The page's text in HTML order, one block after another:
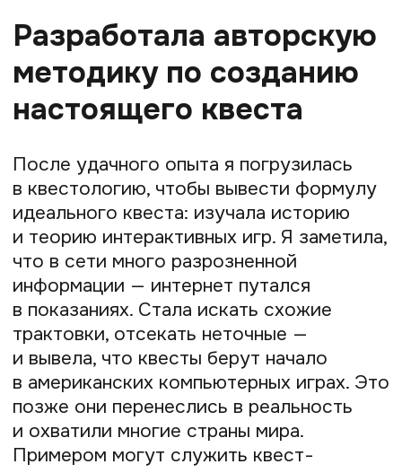
украденная из музея картина так ценна,
кто её автор и что интересного есть
на психологию игроков. Их можно
декорациями и реквизитом становятся
исторические места, природа и другие
объекты реальности. При этом и онлайн-
квесты не уступают живым по степени
вовлечённости.
Порой я включаю в программу поход
по всему городу и даже подговариваю
музейных работников: тогда они
игрокам. Это тонкая психологическая
игра. Иногда в квест вовлекаются
игроки пытали вопросами официанта,
который ничего не знал. Очень весело
наблюдать, как взрослые люди
растворяются в игре.